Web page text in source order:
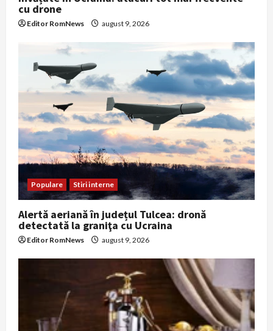
cu drone
Editor RomNews august 9, 2026
Populare Stiri interne
Alertă aeriană în județul Tulcea: dronă
detectată la graniţa cu Ucraina
Editor RomNews august 9, 2026